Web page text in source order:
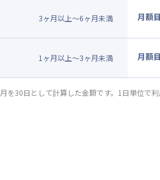
光熱
清掃
その
管
3ヶ月以上～6ヶ月未満 月額
光熱
清掃
契
1 ヶ月以上～3ヶ月未満 月額
月額
を30日として計算した金額です。1日単位で